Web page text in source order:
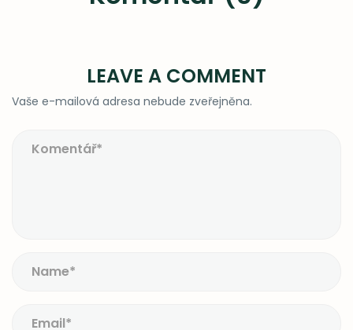
LEAVE A COMMENT
Vaše e-mailová adresa nebude zveřejněna.